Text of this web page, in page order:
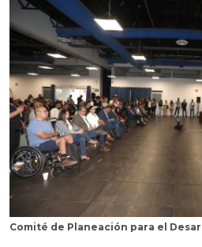
Comité de Planeación para el